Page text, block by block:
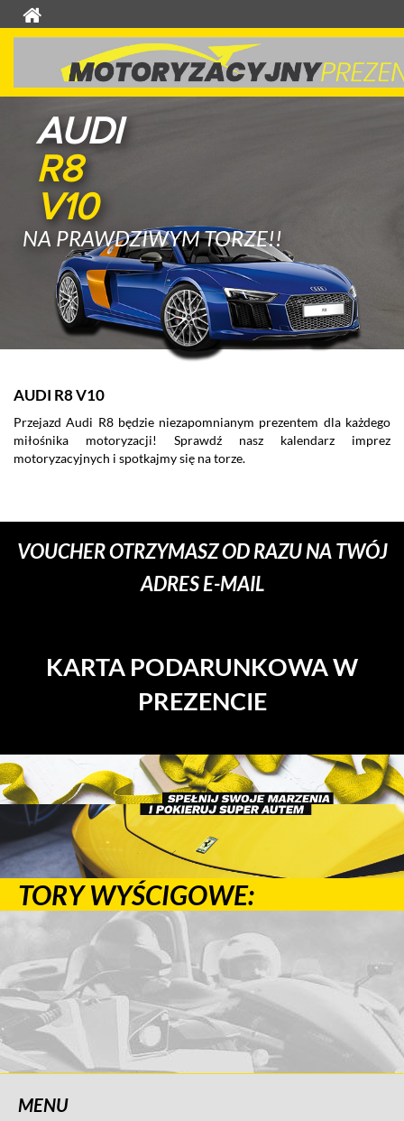
AUDI
R8
V10
NA PRAWDZIWYM TORZE!!
AUDI R8 V10
Przejazd Audi R8 będzie niezapomnianym prezentem dla każdego
miłośnika motoryzacji! Sprawdź nasz kalendarz imprez
motoryzacyjnych i spotkajmy się na torze.
VOUCHER OTRZYMASZ OD RAZU NA TWÓJ
ADRES E-MAIL
KARTA PODARUNKOWA W
PREZENCIE
TORY WYŚCIGOWE:
MENU